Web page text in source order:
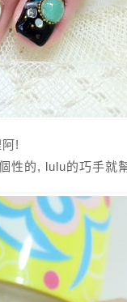
!
性的, lulu的巧手就